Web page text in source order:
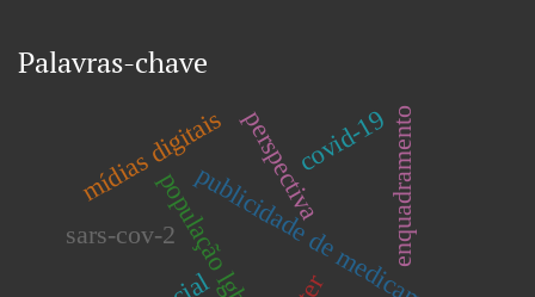
Palavras-chave
população lgbt
mídias digitais
publicidade de medicamentos
enquadramento
perspectiva
sars-cov-2
covid-19